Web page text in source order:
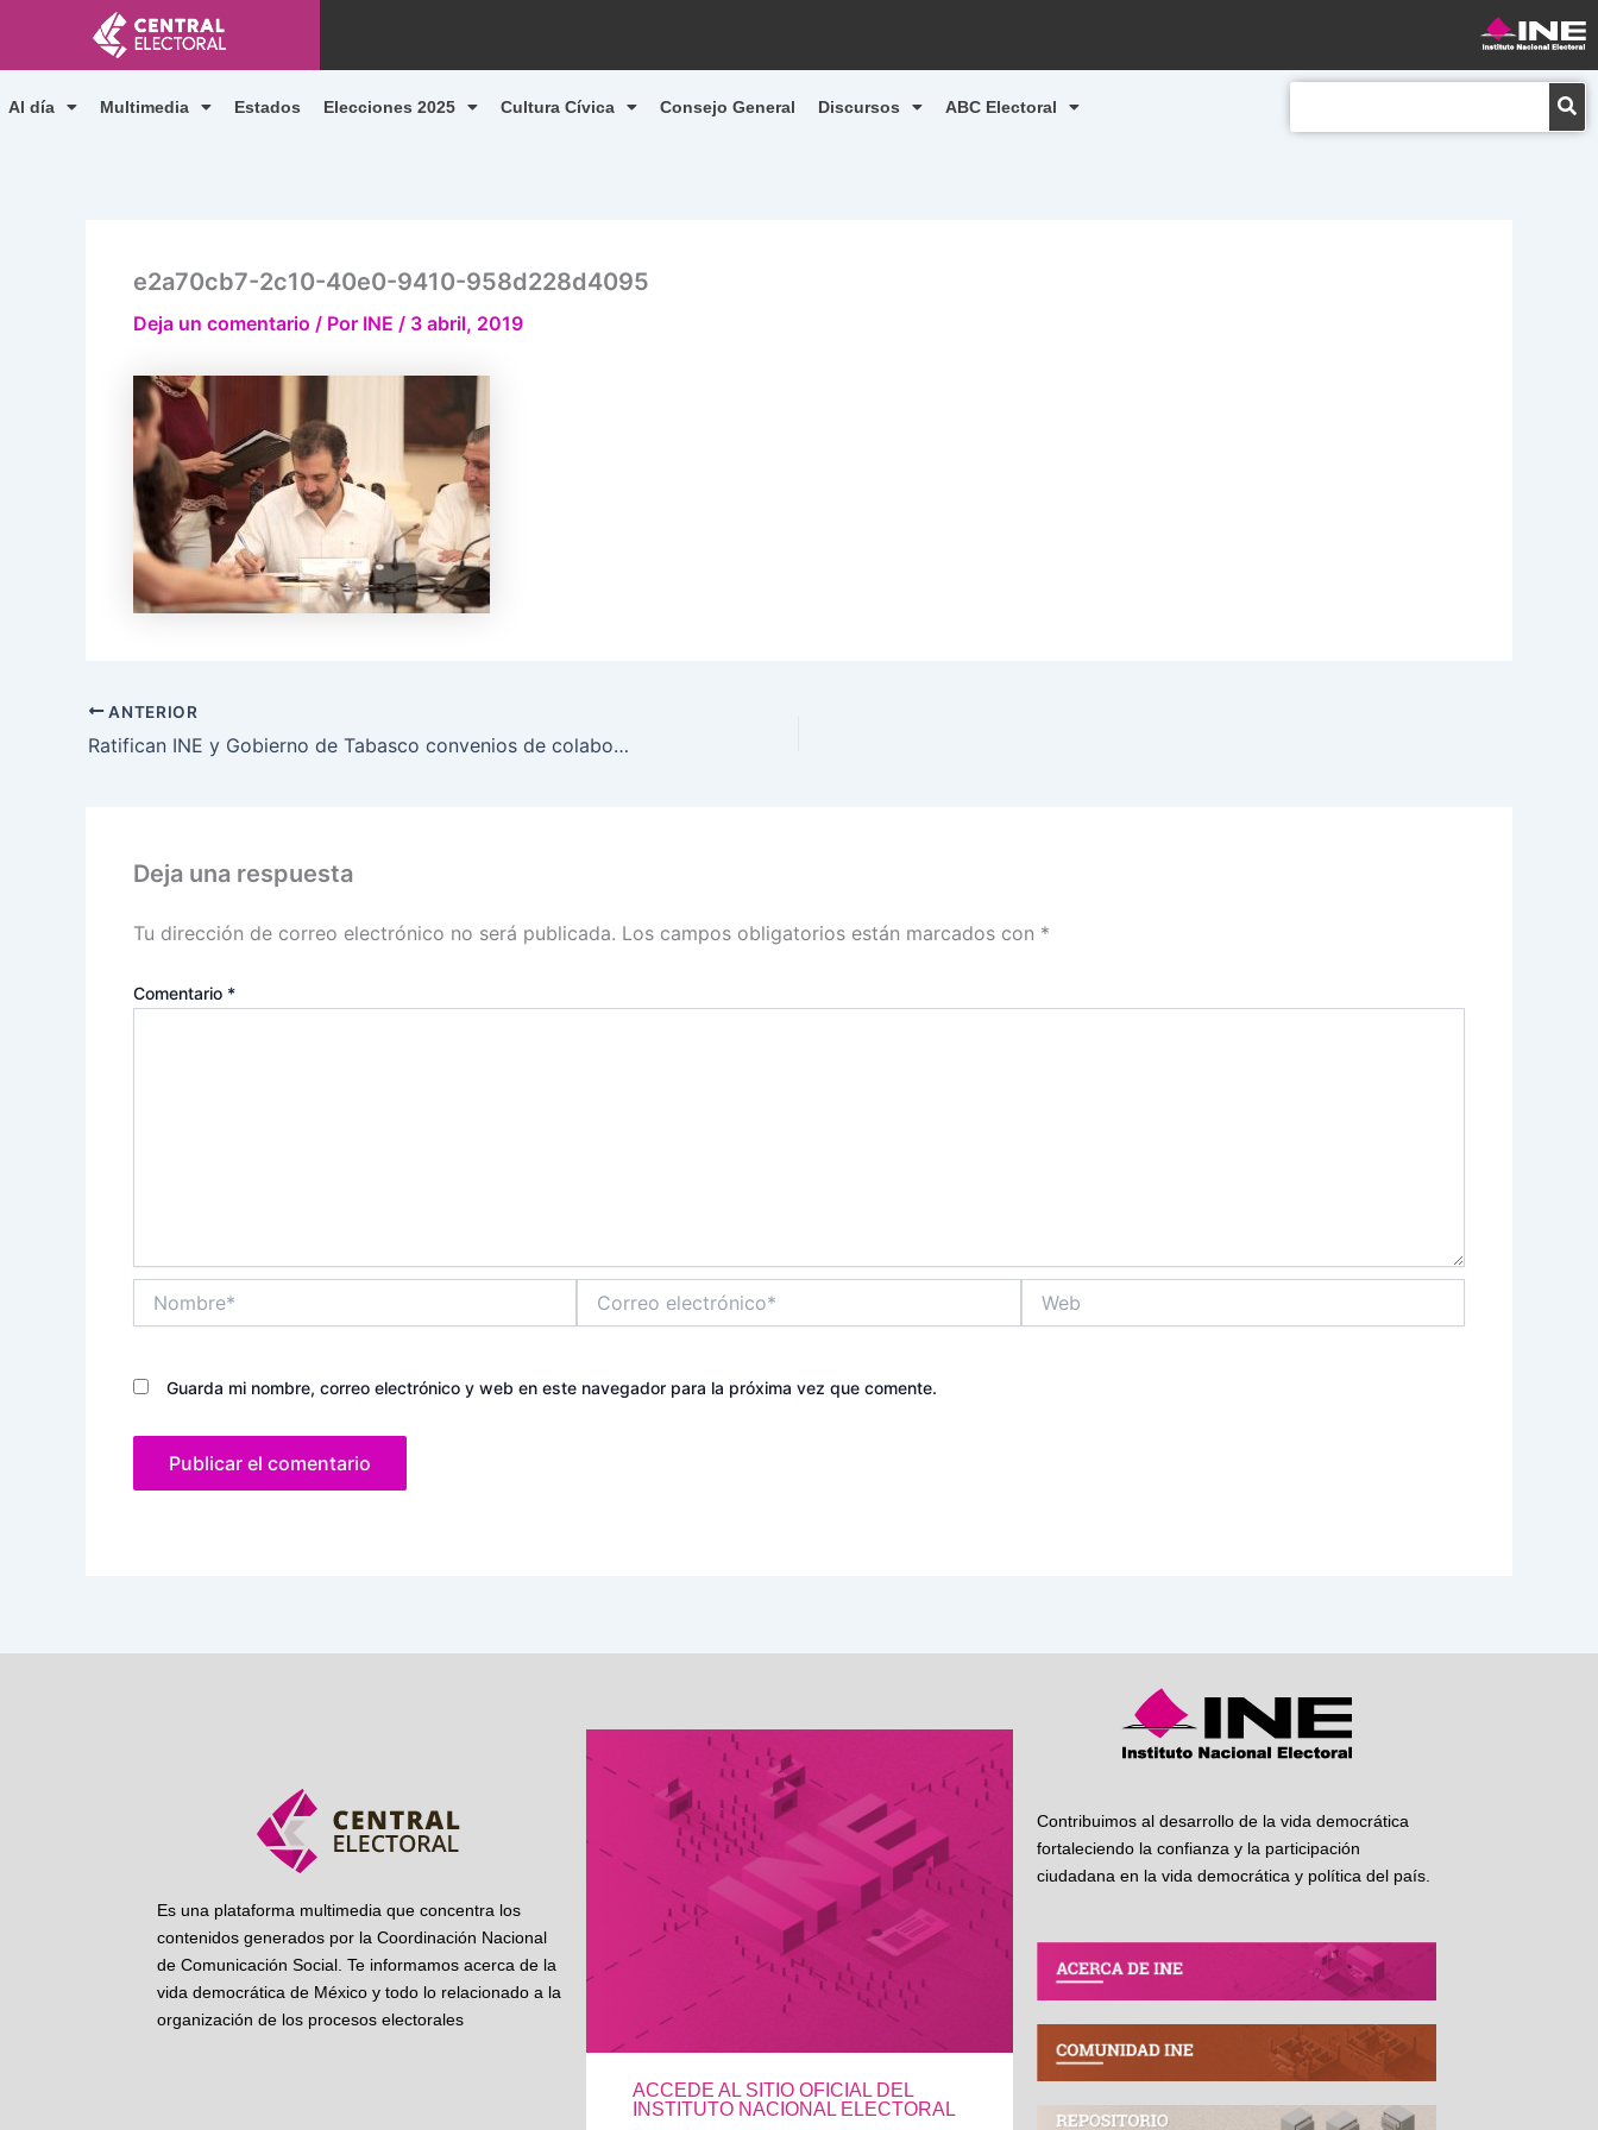
contenido
Al día Multimedia Estados Elecciones 2025 Cultura Cívica Consejo General Discursos ABC Electoral
e2a70cb7-2c10-40e0-9410-958d228d4095
Deja un comentario / Por INE / 3 abril, 2019
ANTERIOR
Ratifican INE y Gobierno de Tabasco convenios de colaboración
Deja una respuesta
Tu dirección de correo electrónico no será publicada. Los campos obligatorios están marcados con *
Comentario *
electrónico*
Guarda mi nombre, correo electrónico y web en este navegador para la próxima vez que comente.
Es una plataforma multimedia que concentra los
contenidos generados por la Coordinación Nacional
de Comunicación Social. Te informamos acerca de la
vida democrática de México y todo lo relacionado a la
organización de los procesos electorales
ACCEDE AL SITIO OFICIAL DEL
INSTITUTO NACIONAL ELECTORAL
Contribuimos al desarrollo de la vida democrática
fortaleciendo la confianza y la participación
ciudadana en la vida democrática y política del país.